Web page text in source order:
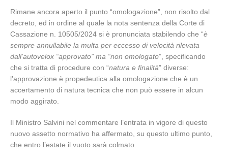
Rimane ancora aperto il punto “omologazione”, non risolto dal
decreto, ed in ordine al quale la nota sentenza della Corte di
Cassazione n. 10505/2024 si è pronunciata stabilendo che “è
sempre annullabile la multa per eccesso di velocità rilevata
dall’autovelox “approvato” ma “non omologato”, specificando
che si tratta di procedure con “natura e finalità” diverse:
l’approvazione è propedeutica alla omologazione che è un
accertamento di natura tecnica che non può essere in alcun
modo aggirato.
Il Ministro Salvini nel commentare l’entrata in vigore di questo
nuovo assetto normativo ha affermato, su questo ultimo punto,
che entro l’estate il vuoto sarà colmato.